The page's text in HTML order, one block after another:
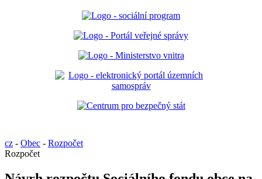
cz - Obec - Rozpočet
Rozpočet